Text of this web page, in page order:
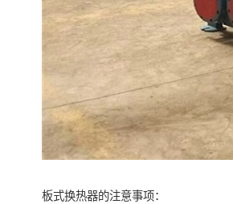
板式换热器的注意事项：